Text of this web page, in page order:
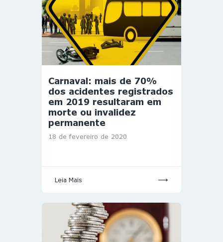
Carnaval: mais de 70%
dos acidentes registrados
em 2019 resultaram em
morte ou invalidez
permanente
18 de fevereiro de 2020
Leia Mais